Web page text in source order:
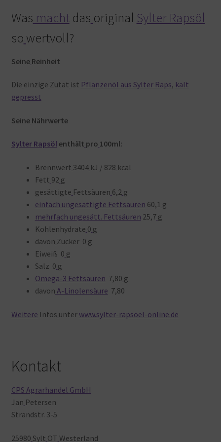
Was machtdas original Sylter Rapsöl
so wertvoll?
Seine Reinheit
Die einzige Zutat ist Pflanzenöl aus Sylter Raps, kalt
gepresst
Seine Nährwerte
Sylter Rapsölenthält pro 100ml:
Brennwert 3404 kJ / 828 kcal
Fett 92 g
gesättigte Fettsäuren 6,2 g
einfach ungesättigte Fettsäuren 60,1 g
mehrfach ungesätt. Fettsäuren 25,7 g
Kohlenhydrate 0 g
davon Zucker 0 g
Eiweiß 0 g
Salz 0 g
Omega-3 Fettsäuren 7,80 g
davon A-Linolensäure 7,80
Weitere Infos unterwww.sylter-rapsoel-online.de
Kontakt
CPS Agrarhandel GmbH
Jan Petersen
Strandstr. 3-5
25980 Sylt OT Westerland